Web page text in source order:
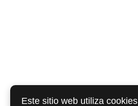
Este sitio web utiliza cookies